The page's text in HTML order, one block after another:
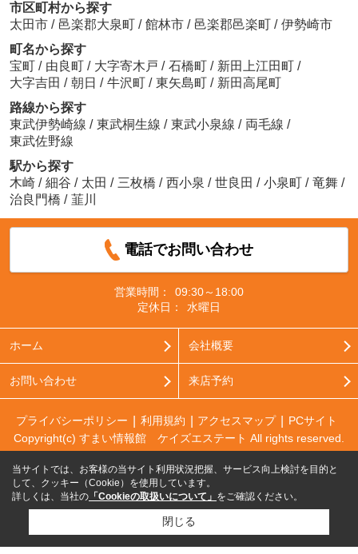
市区町村から探す
太田市 / 邑楽郡大泉町 / 館林市 / 邑楽郡邑楽町 / 伊勢崎市
町名から探す
宝町 / 由良町 / 大字寄木戸 / 石橋町 / 新田上江田町 /
大字吉田 / 朝日 / 牛沢町 / 東矢島町 / 新田高尾町
路線から探す
東武伊勢崎線 / 東武桐生線 / 東武小泉線 / 両毛線 /
東武佐野線
駅から探す
木崎 / 細谷 / 太田 / 三枚橋 / 西小泉 / 世良田 / 小泉町 / 竜舞 /
治良門橋 / 韮川
電話でお問い合わせ
営業時間：
09:30～18:00
定休日：
水曜日
ホーム 会社概要
お問い合わせ 来店予約
プライバシーポリシー 利用規約 アクセスマップ
PCサイト
Copyright(c) すまい情報館 ケイズエステート All rights reserved.
当サイトでは、お客様の当サイト利用状況把握、サービス向上検討を目的と
して、クッキー（Cookie）を使用しています。
詳しくは、当社の 「Cookieの取扱いについて」 をご確認ください。
閉じる